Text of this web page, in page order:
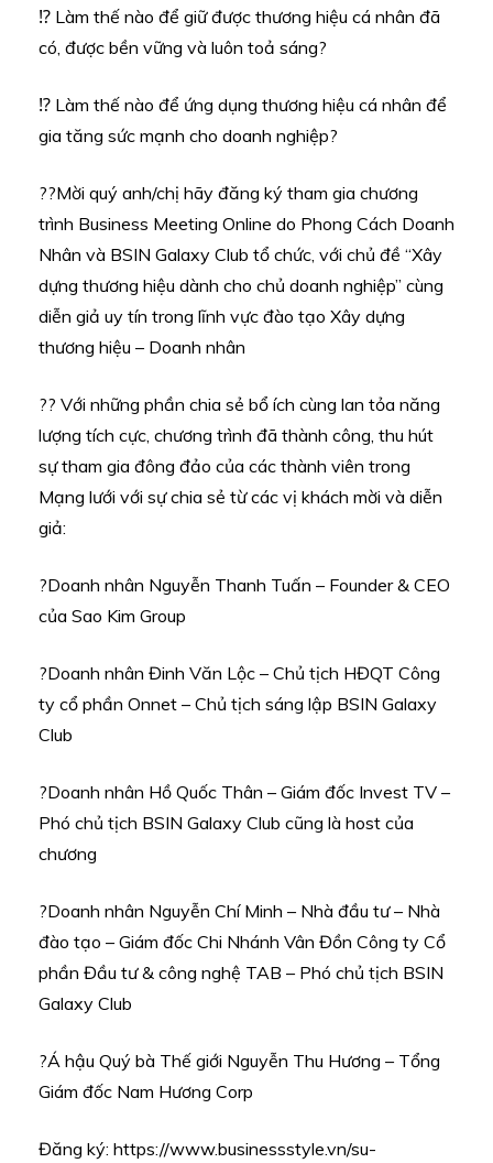
⁉️ Làm thế nào để giữ được thương hiệu cá nhân đã
có, được bền vững và luôn toả sáng?
⁉️ Làm thế nào để ứng dụng thương hiệu cá nhân để
gia tăng sức mạnh cho doanh nghiệp?
??Mời quý anh/chị hãy đăng ký tham gia chương
trình Business Meeting Online do Phong Cách Doanh
Nhân và BSIN Galaxy Club tổ chức, với chủ đề “Xây
dựng thương hiệu dành cho chủ doanh nghiệp” cùng
diễn giả uy tín trong lĩnh vực đào tạo Xây dựng
thương hiệu – Doanh nhân
?? Với những phần chia sẻ bổ ích cùng lan tỏa năng
lượng tích cực, chương trình đã thành công, thu hút
sự tham gia đông đảo của các thành viên trong
Mạng lưới với sự chia sẻ từ các vị khách mời và diễn
giả:
?Doanh nhân Nguyễn Thanh Tuấn – Founder & CEO
của Sao Kim Group
?Doanh nhân Đinh Văn Lộc – Chủ tịch HĐQT Công
ty cổ phần Onnet – Chủ tịch sáng lập BSIN Galaxy
Club
?Doanh nhân Hồ Quốc Thân – Giám đốc Invest TV –
Phó chủ tịch BSIN Galaxy Club cũng là host của
chương
?Doanh nhân Nguyễn Chí Minh – Nhà đầu tư – Nhà
đào tạo – Giám đốc Chi Nhánh Vân Đồn Công ty Cổ
phần Đầu tư & công nghệ TAB – Phó chủ tịch BSIN
Galaxy Club
?Á hậu Quý bà Thế giới Nguyễn Thu Hương – Tổng
Giám đốc Nam Hương Corp
Đăng ký: https://www.businessstyle.vn/su-